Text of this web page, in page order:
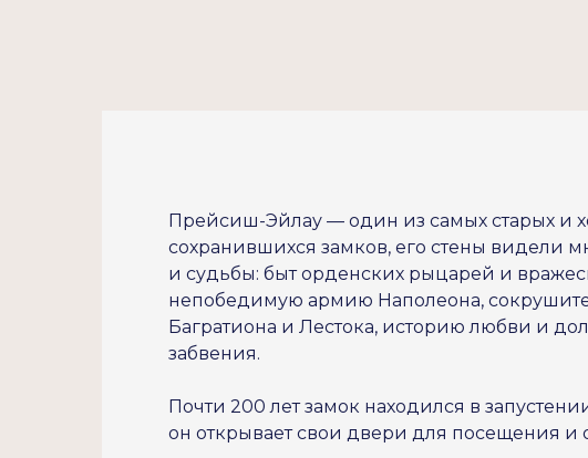
Прейсиш-Эйлау — один из самых старых и
сохранившихся замков, его стены видели
и судьбы: быт орденских рыцарей и
непобедимую армию Наполеона,
Багратиона и Лестока, историю любви и
забвения.
Почти 200 лет замок находился в
он открывает свои двери для посещения и